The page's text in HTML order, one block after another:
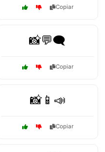
Copiar
📸💬🗨️
Copiar
📸📱📣
Copiar